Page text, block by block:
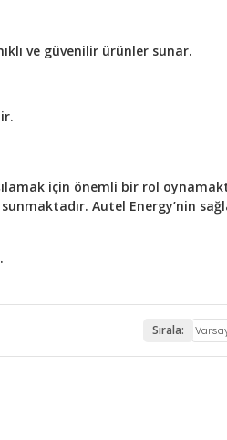
ve güvenilir ürünler sunar.
için önemli bir rol
Autel Energy’nin
Sırala: